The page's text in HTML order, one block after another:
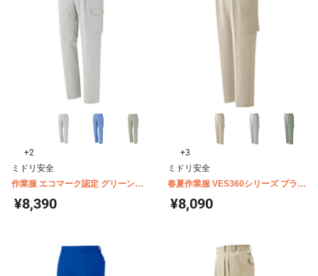
+2
ミドリ安全
作業服 エコマーク認定 グリーン購
入法適合 帯電防止 VES660シリーズ
カーゴパンツ（春夏用）
¥8,390
+3
ミドリ安全
春夏作業服 VES360シリーズ プラン
テックスカーゴパンツ
¥8,090